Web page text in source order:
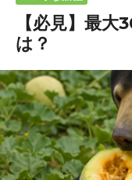
【必見】最
は？